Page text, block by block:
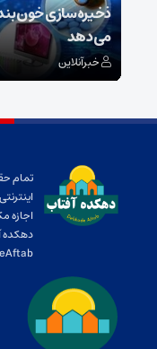
ذخیره‌سازی خون
می‌دهد
خبرآنلاین
تمام
اجازه
دهکده